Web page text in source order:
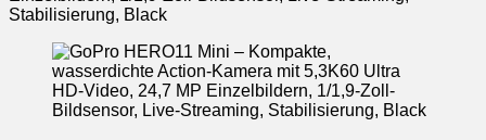
Stabilisierung, Black